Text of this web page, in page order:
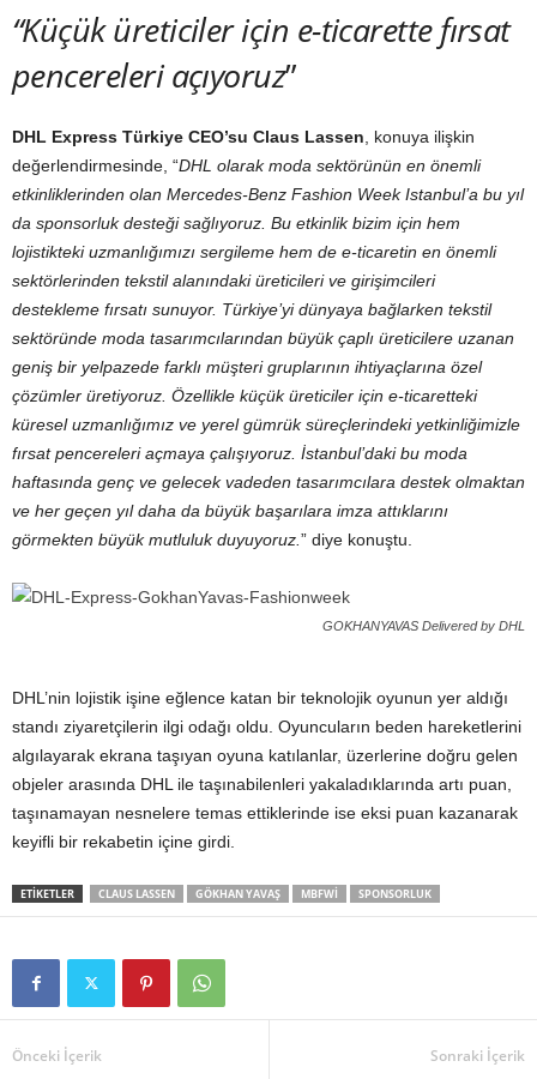
“Küçük üreticiler için e-ticarette fırsat
pencereleri açıyoruz”
DHL Express Türkiye CEO’su Claus Lassen , konuya ilişkin
değerlendirmesinde, “DHL olarak moda sektörünün en önemli
etkinliklerinden olan Mercedes-Benz Fashion Week Istanbul’a bu yıl
da sponsorluk desteği sağlıyoruz. Bu etkinlik bizim için hem
lojistikteki uzmanlığımızı sergileme hem de e-ticaretin en önemli
sektörlerinden tekstil alanındaki üreticileri ve girişimcileri
destekleme fırsatı sunuyor. Türkiye’yi dünyaya bağlarken tekstil
sektöründe moda tasarımcılarından büyük çaplı üreticilere uzanan
geniş bir yelpazede farklı müşteri gruplarının ihtiyaçlarına özel
çözümler üretiyoruz. Özellikle küçük üreticiler için e-ticaretteki
küresel uzmanlığımız ve yerel gümrük süreçlerindeki yetkinliğimizle
fırsat pencereleri açmaya çalışıyoruz. İstanbul’daki bu moda
haftasında genç ve gelecek vadeden tasarımcılara destek olmaktan
ve her geçen yıl daha da büyük başarılara imza attıklarını
görmekten büyük mutluluk duyuyoruz. ” diye konuştu.
GOKHANYAVAS Delivered by DHL
DHL’nin lojistik işine eğlence katan bir teknolojik oyunun yer aldığı
standı ziyaretçilerin ilgi odağı oldu. Oyuncuların beden hareketlerini
algılayarak ekrana taşıyan oyuna katılanlar, üzerlerine doğru gelen
objeler arasında DHL ile taşınabilenleri yakaladıklarında artı puan,
taşınamayan nesnelere temas ettiklerinde ise eksi puan kazanarak
keyifli bir rekabetin içine girdi.
ETIKETLER CLAUS LASSEN GÖKHAN YAVAŞ MBFWI SPONSORLUK
Önceki İçerik Sonraki İçerik